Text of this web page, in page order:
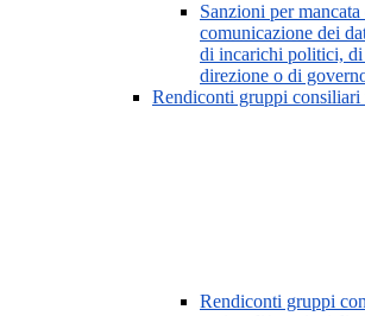
Sanzioni per
comunicazione dei
di incarichi politici, di
direzione o di
Rendiconti gruppi
Rendiconti gruppi